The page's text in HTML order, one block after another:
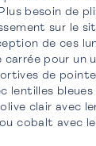
besoin de
sur le
de ces
carrée pour un
de
lentilles
clair avec
cobalt avec